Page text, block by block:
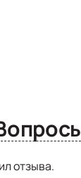
отзыва.